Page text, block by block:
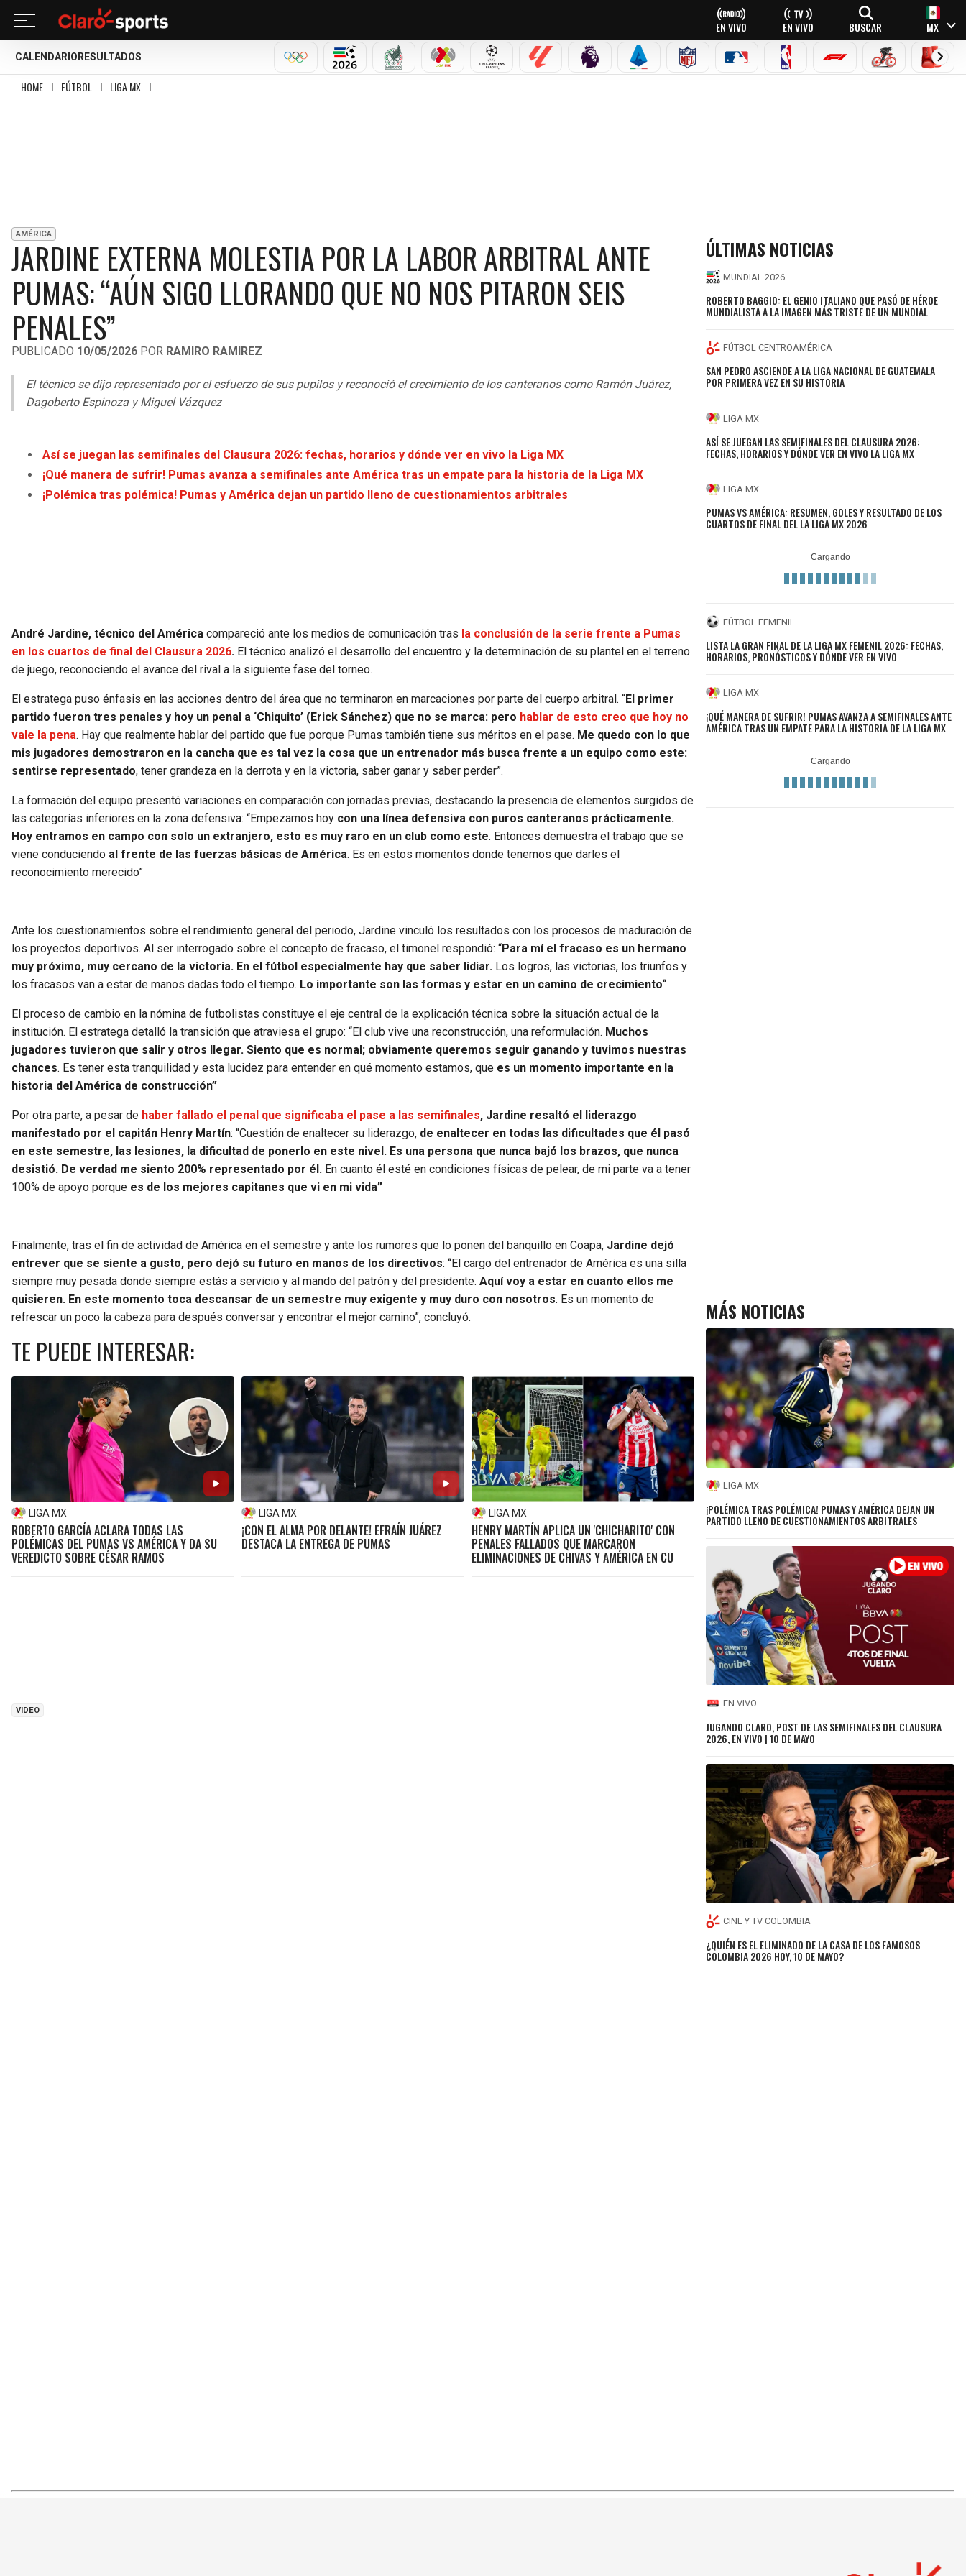
EN VIVO EN VIVO BUSCAR MX
CALENDARIO RESULTADOS
OLÍMPICOSMUNDIAL 2026SELECCIÓN MEXICANA
LIGA MX CHAMPIONS LEAGUE
LALIGA PREMIER LEAGUE
SERIE A NFL MLB NBA FÓRMULA 1CICLISMOBOXEO
HOME I FÚTBOL I LIGA MX I
AMÉRICA
JARDINE EXTERNA MOLESTIA POR LA LABOR ARBITRAL ANTE
PUMAS: “AÚN SIGO LLORANDO QUE NO NOS PITARON SEIS
PENALES”
PUBLICADO 10/05/2026 POR RAMIRO RAMIREZ
El técnico se dijo representado por el esfuerzo de sus pupilos y reconoció el crecimiento de los canteranos como Ramón Juárez,
Dagoberto Espinoza y Miguel Vázquez
Así se juegan las semifinales del Clausura 2026: fechas, horarios y dónde ver en vivo la Liga MX
¡Qué manera de sufrir! Pumas avanza a semifinales ante América tras un empate para la historia de la Liga MX
¡Polémica tras polémica! Pumas y América dejan un partido lleno de cuestionamientos arbitrales
André Jardine, técnico del América compareció ante los medios de comunicación tras la conclusión de la serie frente a Pumas
en los cuartos de final del Clausura 2026. El técnico analizó el desarrollo del encuentro y la determinación de su plantel en el terreno
de juego, reconociendo el avance del rival a la siguiente fase del torneo.
El estratega puso énfasis en las acciones dentro del área que no terminaron en marcaciones por parte del cuerpo arbitral. “El primer
partido fueron tres penales y hoy un penal a ‘Chiquito’ (Erick Sánchez) que no se marca: pero hablar de esto creo que hoy no
vale la pena. Hay que realmente hablar del partido que fue porque Pumas también tiene sus méritos en el pase. Me quedo con lo que
mis jugadores demostraron en la cancha que es tal vez la cosa que un entrenador más busca frente a un equipo como este:
sentirse representado, tener grandeza en la derrota y en la victoria, saber ganar y saber perder”.
La formación del equipo presentó variaciones en comparación con jornadas previas, destacando la presencia de elementos surgidos de
las categorías inferiores en la zona defensiva: “Empezamos hoy con una línea defensiva con puros canteranos prácticamente.
Hoy entramos en campo con solo un extranjero, esto es muy raro en un club como este. Entonces demuestra el trabajo que se
viene conduciendo al frente de las fuerzas básicas de América. Es en estos momentos donde tenemos que darles el
reconocimiento merecido”
Ante los cuestionamientos sobre el rendimiento general del periodo, Jardine vinculó los resultados con los procesos de maduración de
los proyectos deportivos. Al ser interrogado sobre el concepto de fracaso, el timonel respondió: “Para mí el fracaso es un hermano
muy próximo, muy cercano de la victoria. En el fútbol especialmente hay que saber lidiar. Los logros, las victorias, los triunfos y
los fracasos van a estar de manos dadas todo el tiempo. Lo importante son las formas y estar en un camino de crecimiento“
El proceso de cambio en la nómina de futbolistas constituye el eje central de la explicación técnica sobre la situación actual de la
institución. El estratega detalló la transición que atraviesa el grupo: “El club vive una reconstrucción, una reformulación. Muchos
jugadores tuvieron que salir y otros llegar. Siento que es normal; obviamente queremos seguir ganando y tuvimos nuestras
chances. Es tener esta tranquilidad y esta lucidez para entender en qué momento estamos, que es un momento importante en la
historia del América de construcción”
Por otra parte, a pesar de haber fallado el penal que significaba el pase a las semifinales, Jardine resaltó el liderazgo
manifestado por el capitán Henry Martín: “Cuestión de enaltecer su liderazgo, de enaltecer en todas las dificultades que él pasó
en este semestre, las lesiones, la dificultad de ponerlo en este nivel. Es una persona que nunca bajó los brazos, que nunca
desistió. De verdad me siento 200% representado por él. En cuanto él esté en condiciones físicas de pelear, de mi parte va a tener
100% de apoyo porque es de los mejores capitanes que vi en mi vida”
Finalmente, tras el fin de actividad de América en el semestre y ante los rumores que lo ponen del banquillo en Coapa, Jardine dejó
entrever que se siente a gusto, pero dejó su futuro en manos de los directivos: “El cargo del entrenador de América es una silla
siempre muy pesada donde siempre estás a servicio y al mando del patrón y del presidente. Aquí voy a estar en cuanto ellos me
quisieren. En este momento toca descansar de un semestre muy exigente y muy duro con nosotros. Es un momento de
refrescar un poco la cabeza para después conversar y encontrar el mejor camino”, concluyó.
TE PUEDE INTERESAR:
LIGA MX
ROBERTO GARCÍA ACLARA TODAS LAS
POLÉMICAS DEL PUMAS VS AMÉRICA Y DA SU
VEREDICTO SOBRE CÉSAR RAMOS
LIGA MX
¡CON EL ALMA POR DELANTE! EFRAÍN JUÁREZ
DESTACA LA ENTREGA DE PUMAS
LIGA MX
HENRY MARTÍN APLICA UN 'CHICHARITO' CON
PENALES FALLADOS QUE MARCARON
ELIMINACIONES DE CHIVAS Y AMÉRICA EN CU
VIDEO
ÚLTIMAS NOTICIAS
MUNDIAL 2026
ROBERTO BAGGIO: EL GENIO ITALIANO QUE PASÓ DE HÉROE
MUNDIALISTA A LA IMAGEN MÁS TRISTE DE UN MUNDIAL
FÚTBOL CENTROAMÉRICA
SAN PEDRO ASCIENDE A LA LIGA NACIONAL DE GUATEMALA
POR PRIMERA VEZ EN SU HISTORIA
LIGA MX
ASÍ SE JUEGAN LAS SEMIFINALES DEL CLAUSURA 2026:
FECHAS, HORARIOS Y DÓNDE VER EN VIVO LA LIGA MX
LIGA MX
PUMAS VS AMÉRICA: RESUMEN, GOLES Y RESULTADO DE LOS
CUARTOS DE FINAL DEL LA LIGA MX 2026
FÚTBOL FEMENIL
LISTA LA GRAN FINAL DE LA LIGA MX FEMENIL 2026: FECHAS,
HORARIOS, PRONÓSTICOS Y DÓNDE VER EN VIVO
LIGA MX
¡QUÉ MANERA DE SUFRIR! PUMAS AVANZA A SEMIFINALES ANTE
AMÉRICA TRAS UN EMPATE PARA LA HISTORIA DE LA LIGA MX
MÁS NOTICIAS
LIGA MX
¡POLÉMICA TRAS POLÉMICA! PUMAS Y AMÉRICA DEJAN UN
PARTIDO LLENO DE CUESTIONAMIENTOS ARBITRALES
EN VIVO
JUGANDO CLARO, POST DE LAS SEMIFINALES DEL CLAUSURA
2026, EN VIVO | 10 DE MAYO
CINE Y TV COLOMBIA
¿QUIÉN ES EL ELIMINADO DE LA CASA DE LOS FAMOSOS
COLOMBIA 2026 HOY, 10 DE MAYO?